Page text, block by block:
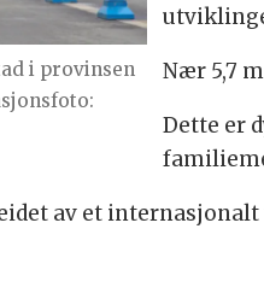
i provinsen
Nær 5,7
Dette er
av et